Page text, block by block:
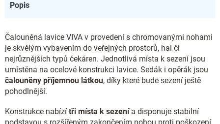
Popis
Čalouněná lavice VIVA v provedení s chromovanými nohami
je skvělým vybavením do veřejných prostorů, hal či
nejrůznějších typů čekáren. Jednotlivá místa k sezení jsou
umístěna na ocelové konstrukci lavice. Sedák i opěrák jsou
čalouněny příjemnou látkou, díky které bude sezení ještě
pohodlnější.
Konstrukce nabízí tři místa k sezenía disponuje stabilní